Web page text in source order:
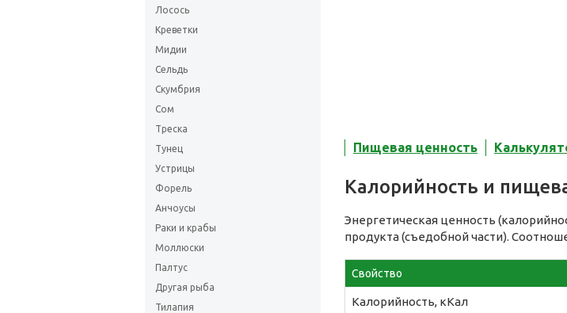
Лосось
Креветки
Мидии
Сельдь
Скумбрия
Сом
Треска
Тунец
Устрицы
Форель
Анчоусы
Раки и крабы
Моллюски
Палтус
Другая рыба
Тилапия
Пищевая ценность
Калорийность и
Энергетическая ценность
продукта (съедобной части).
Свойство
Калорийность, кКал